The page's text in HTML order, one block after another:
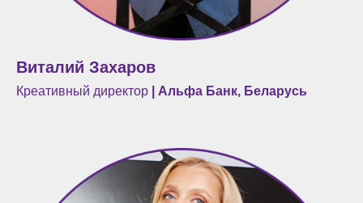
Виталий Захаров
Креативный директор | Альфа Банк, Беларусь